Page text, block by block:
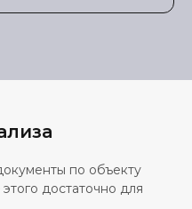
по объекту
достаточно для